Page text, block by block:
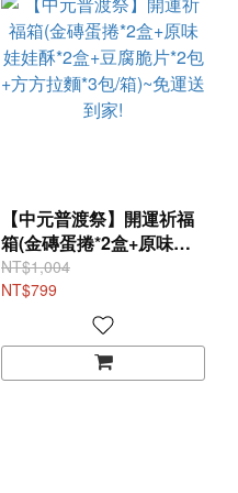
【中元普渡祭】開運祈福
箱(金磚蛋捲*2盒+原味娃
娃酥*2盒+豆腐脆片*2包
+方方拉麵*3包/箱)~免運送
NT$1,004
NT$799